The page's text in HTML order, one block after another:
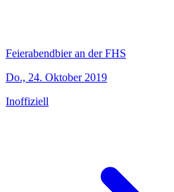
Feierabendbier an der FHS
Do., 24. Oktober 2019
Inoffiziell